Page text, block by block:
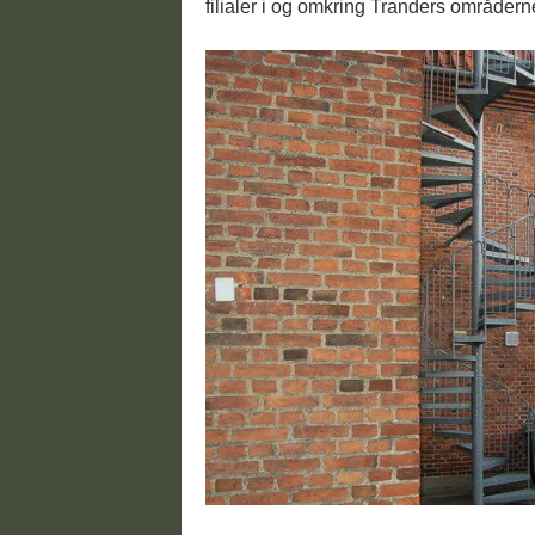
filialer i og omkring Tranders